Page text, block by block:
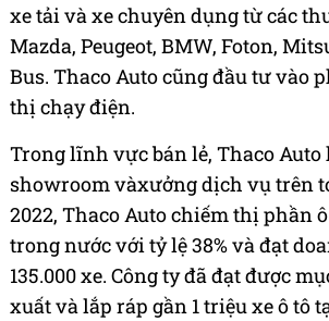
xe tải và xe chuyên dụng từ các
Mazda, Peugeot, BMW, Foton,
Bus. Thaco Auto cũng đầu tư vào
thị chạy điện.
Trong lĩnh vực bán lẻ, Thaco Auto
showroom vàxưởng dịch vụ trên
2022, Thaco Auto chiếm thị phần
trong nước với tỷ lệ 38% và đạt
135.000 xe. Công ty đã đạt được
xuất và lắp ráp gần 1 triệu xe ô tô